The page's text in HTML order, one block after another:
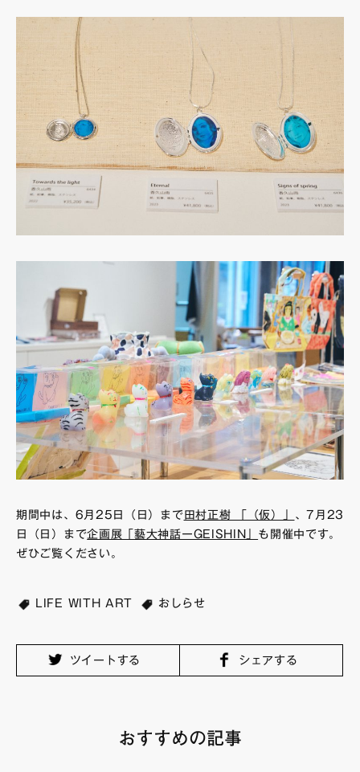
期間中は、6月25日（日）まで 田村正樹 「（仮）」
、7月23
日（日）まで企画展「藝大神話ーGEISHIN」 も開催中です。
ぜひご覧ください。
LIFE WITH ART おしらせ
ツイートする シェアする
おすすめの記事